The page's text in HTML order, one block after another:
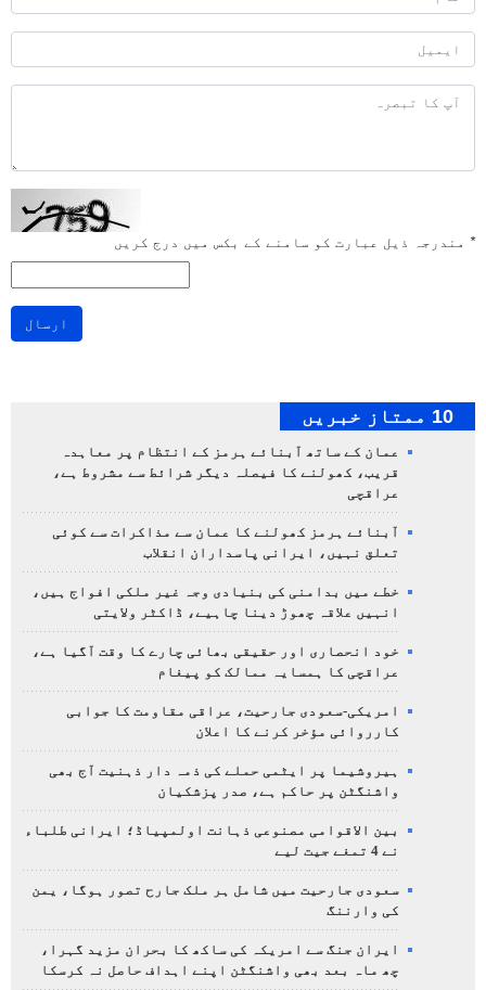
* مندرجہ ذیل عبارت کو سامنے کے بکس میں درج کریں
ارسال
10 ممتاز خبریں
عمان کے ساتھ آبنائے ہرمز کے انتظام پر معاہدہ
قریب، کھولنے کا فیصلہ دیگر شرائط سے مشروط ہے،
عراقچی
آبنائے ہرمز کھولنے کا عمان سے مذاکرات سے کوئی
تعلق نہیں، ایرانی پاسداران انقلاب
خطے میں بدامنی کی بنیادی وجہ غیر ملکی افواج ہیں،
انہیں علاقہ چھوڑ دینا چاہیے، ڈاکٹر ولایتی
خود انحصاری اور حقیقی بھائی چارے کا وقت آگیا ہے،
عراقچی کا ہمسایہ ممالک کو پیغام
امریکی-سعودی جارحیت، عراقی مقاومت کا جوابی
کارروائی مؤخر کرنے کا اعلان
ہیروشیما پر ایٹمی حملے کی ذمہ دار ذہنیت آج بھی
واشنگٹن پر حاکم ہے، صدر پزشکیان
بین الاقوامی مصنوعی ذہانت اولمپیاڈ؛ ایرانی طلباء
نے 4 تمغے جیت لیے
سعودی جارحیت میں شامل ہر ملک جارح تصور ہوگا، یمن
کی وارننگ
ایران جنگ سے امریکہ کی ساکھ کا بحران مزید گہرا،
چھ ماہ بعد بھی واشنگٹن اپنے اہداف حاصل نہ کرسکا